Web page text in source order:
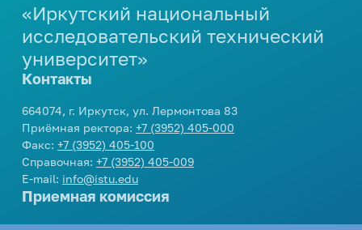
«Иркутский национальный
исследовательский технический
университет»
Контакты
664074, г. Иркутск, ул. Лермонтова 83
Приёмная ректора: +7 (3952) 405-000
Факс: +7 (3952) 405-100
Справочная: +7 (3952) 405-009
E-mail: info@istu.edu
Приемная комиссия